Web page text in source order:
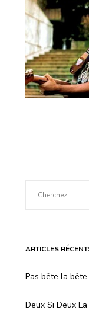
ARTICLES
Pas bête la bête
Deux Si Deux La